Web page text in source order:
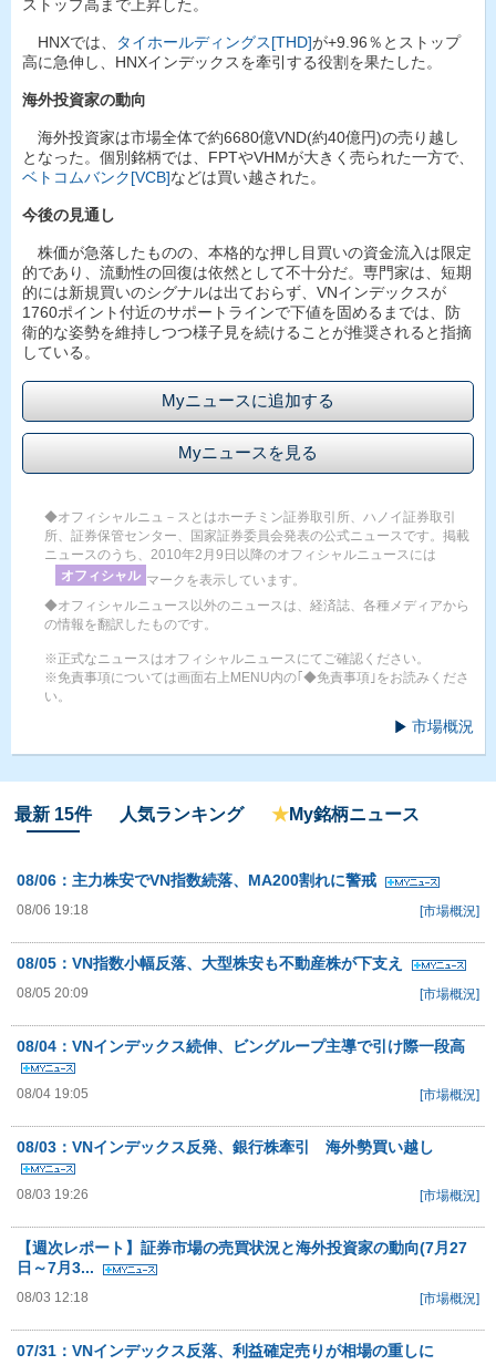
ストップ高まで上昇した。
HNXでは、 タイホールディングス[THD]が+9.96％とストップ
高に急伸し、HNXインデックスを牽引する役割を果たした。
海外投資家の動向
海外投資家は市場全体で約6680億VND(約40億円)の売り越し
となった。個別銘柄では、FPTやVHMが大きく売られた一方で、
ベトコムバンク[VCB]などは買い越された。
今後の見通し
株価が急落したものの、本格的な押し目買いの資金流入は限定
的であり、流動性の回復は依然として不十分だ。専門家は、短期
的には新規買いのシグナルは出ておらず、VNインデックスが
1760ポイント付近のサポートラインで下値を固めるまでは、防
衛的な姿勢を維持しつつ様子見を続けることが推奨されると指摘
している。
Myニュースに追加する
Myニュースを見る
◆オフィシャルニュ－スとはホーチミン証券取引所、ハノイ証券取引
所、証券保管センター、国家証券委員会発表の公式ニュースです。掲載
ニュースのうち、2010年2月9日以降のオフィシャルニュースには
オフィシャル マークを表示しています。
◆オフィシャルニュース以外のニュースは、経済誌、各種メディアから
の情報を翻訳したものです。
※正式なニュースはオフィシャルニュースにてご確認ください。
※免責事項については画面右上MENU内の｢◆免責事項｣をお読みくださ
い。
市場概況
最新 15件 人気ランキング ★My銘柄ニュース
08/06：主力株安でVN指数続落、MA200割れに警戒
08/06 19:18 [市場概況]
08/05：VN指数小幅反落、大型株安も不動産株が下支え
08/05 20:09 [市場概況]
08/04：VNインデックス続伸、ビングループ主導で引け際一段高
08/04 19:05 [市場概況]
08/03：VNインデックス反発、銀行株牽引 海外勢買い越し
08/03 19:26 [市場概況]
【週次レポート】証券市場の売買状況と海外投資家の動向(7月27
日～7月3...
08/03 12:18 [市場概況]
07/31：VNインデックス反落、利益確定売りが相場の重しに